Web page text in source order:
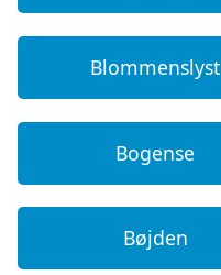
Blommenslyst
Bogense
Bøjden